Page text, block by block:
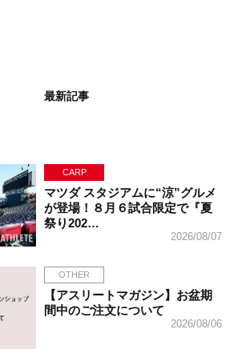
最新記事
CARP
マツダ スタジアムに“涼”グルメ
が登場！８月６試合限定で『夏
祭り202…
2026/08/07
OTHER
【アスリートマガジン】お盆期
間中のご注文について
2026/08/06